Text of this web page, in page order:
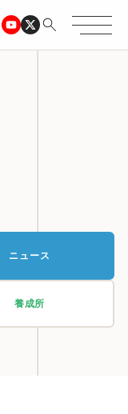
ニュース
養成所